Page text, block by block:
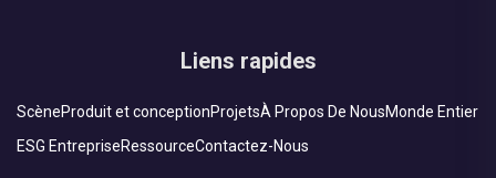
Liens rapides
ScèneProduit et conceptionProjetsÀ Propos De NousMonde Entier
ESG EntrepriseRessourceContactez-Nous